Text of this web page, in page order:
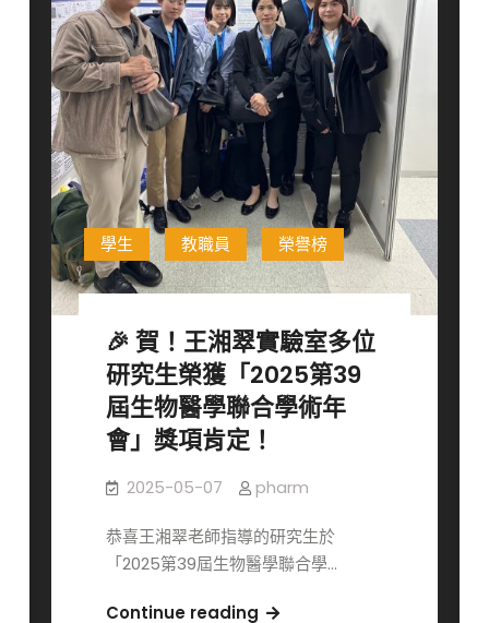
珣
若
品
學
及
論
文
優
良
暨
陽
交
通
大
學
碩
士
班
優
良
文
學生 教職員 榮譽榜
🎉 賀！王湘翠實驗室多位
研究生榮獲「2025第39
屆生物醫學聯合學術年
會」獎項肯定！
2025-05-07 pharm
恭喜王湘翠老師指導的研究生於
「2025第39屆生物醫學聯合學…
Continue reading🎉